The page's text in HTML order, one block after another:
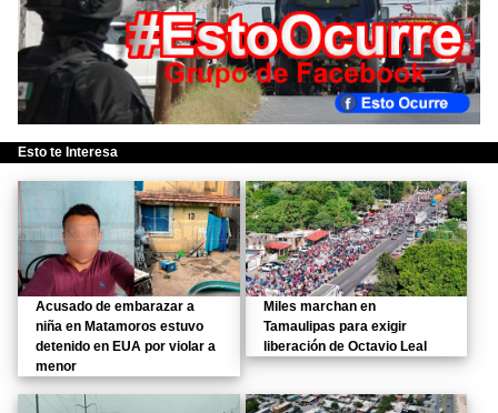
Esto te Interesa
Acusado de embarazar a
niña en Matamoros estuvo
detenido en EUA por violar a
menor
Miles marchan en
Tamaulipas para exigir
liberación de Octavio Leal